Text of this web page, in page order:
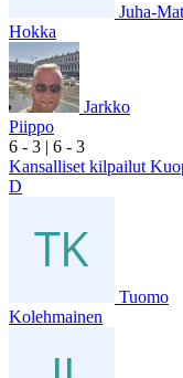
Juha-
Hokka
Jarkko
Piippo
6 - 3 | 6 - 3
Kansalliset kilpailut
D
Tuomo
Kolehmainen